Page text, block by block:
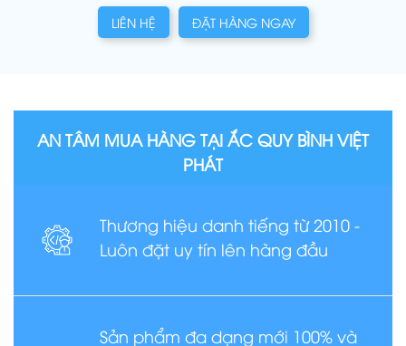
LIÊN HỆ ĐẶT HÀNG NGAY
AN TÂM MUA HÀNG TẠI ẮC QUY BÌNH VIỆT
PHÁT
Thương hiệu danh tiếng từ 2010 -
Luôn đặt uy tín lên hàng đầu
Sản phẩm đa dạng mới 100% và